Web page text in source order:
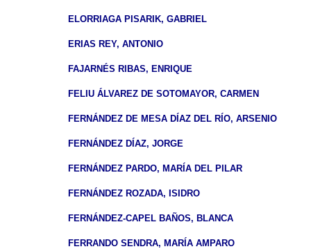
ELORRIAGA PISARIK, GABRIEL
ERIAS REY, ANTONIO
FAJARNÉS RIBAS, ENRIQUE
FELIU ÁLVAREZ DE SOTOMAYOR, CARMEN
FERNÁNDEZ DE MESA DÍAZ DEL RÍO, ARSENIO
FERNÁNDEZ DÍAZ, JORGE
FERNÁNDEZ PARDO, MARÍA DEL PILAR
FERNÁNDEZ ROZADA, ISIDRO
FERNÁNDEZ-CAPEL BAÑOS, BLANCA
FERRANDO SENDRA, MARÍA AMPARO